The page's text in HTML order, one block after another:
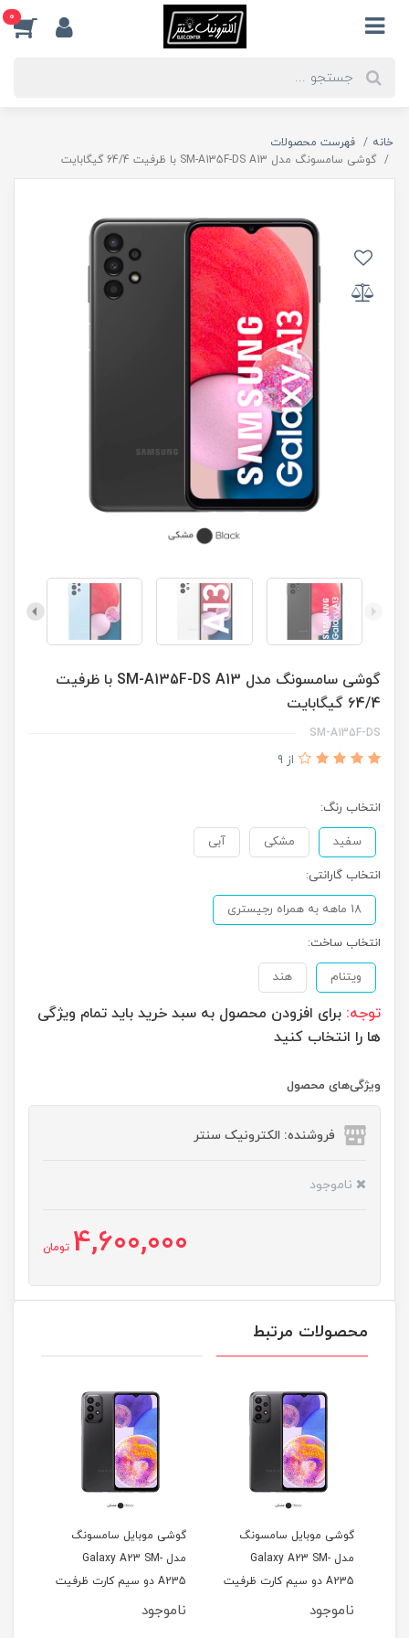
0
خانه
فهرست محصولات
گوشی سامسونگ مدل SM-A135F-DS A13 با ظرفیت 64/4 گیگابایت
گوشی سامسونگ مدل SM-A135F-DS A13 با ظرفیت
64/4 گیگابایت
SM-A135F-DS
از 9
انتخاب رنگ:
سفید مشکی آبی
انتخاب گارانتی:
18 ماهه به همراه رجیستری
انتخاب ساخت:
ویتنام هند
توجه: برای افزودن محصول به سبد خرید باید تمام ویژگی
ها را انتخاب کنید
ویژگی‌های محصول
فروشنده: الکترونیک سنتر
ناموجود
4,600,000 تومان
محصولات مرتبط
گوشی موبایل سامسونگ
مدل Galaxy A23 SM-
A235 دو سیم کارت ظرفیت
ناموجود
گوشی موبایل سامسونگ
مدل Galaxy A73 5G
ظرفیت 256 گیگابایت و رم
8 گیگابایت
ناموجود